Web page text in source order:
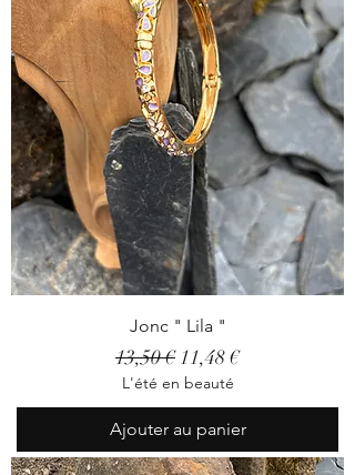
Jonc " Lila "
Prix original
13,50 € Prix promotionnel
11,48 €
L'été en beauté
Ajouter au panier